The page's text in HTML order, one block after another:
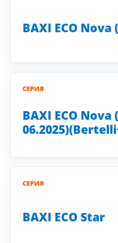
BAXI ECO Nova
СЕРИЯ
BAXI ECO Nova
СЕРИЯ
BAXI ECO Star